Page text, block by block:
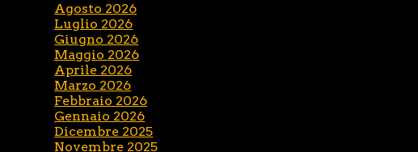
Agosto 2026
Luglio 2026
Giugno 2026
Maggio 2026
Aprile 2026
Marzo 2026
Febbraio 2026
Gennaio 2026
Dicembre 2025
Novembre 2025